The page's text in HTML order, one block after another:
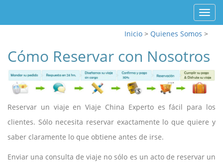
Inicio > Quienes Somos >
Cómo Reservar con Nosotros
Reservar un viaje en Viaje China Experto es fácil para los
clientes. Sólo necesita reservar exactamente lo que quiere y
saber claramente lo que obtiene antes de irse.
Enviar una consulta de viaje no sólo es un acto de reservar un